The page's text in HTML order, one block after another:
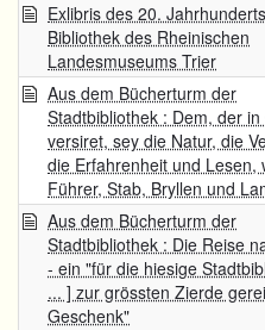
Exlibris des 20.
Bibliothek des Rheinischen
Landesmuseums Trier
Aus dem Bücherturm der
Stadtbibliothek : Dem, der in
versiret, sey die Natur, die
die Erfahrenheit und Lesen,
Führer, Stab, Bryllen und
Aus dem Bücherturm der
Stadtbibliothek : Die Reise
- ein "für die hiesige
... ] zur grössten Zierde
Geschenk"